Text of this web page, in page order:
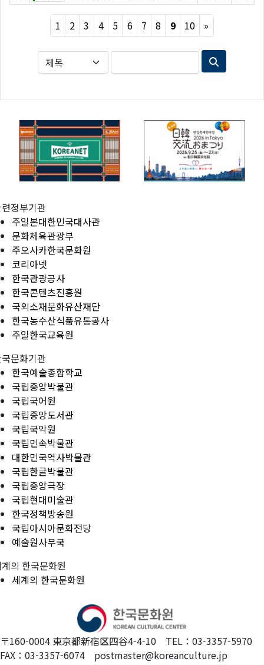
1 2 3 4 5 6 7 8 9 10 »
정부기관
주일본대한민국대사관
문화체육관광부
주오사카한국문화원
코리아넷
한국관광공사
한국콘텐츠진흥원
국외소재문화유산재단
한국농수산식품유통공사
주일한국교육원
문화기관
한국예술종합학교
국립중앙박물관
국립국어원
국립중앙도서관
국립국악원
국립민속박물관
대한민국역사박물관
국립한글박물관
국립중앙극장
국립현대미술관
한국정책방송원
국립아시아문화전당
예술원사무국
의 한국문화원
세계의 한국문화원
〒160-0004 東京都新宿区四谷4-4-10 TEL：03-3357-5970
FAX：03-3357-6074 postmaster@koreanculture.jp